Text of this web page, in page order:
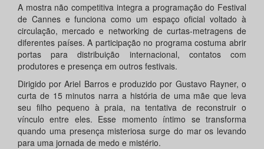
A mostra não competitiva integra a programação do Festival
de Cannes e funciona como um espaço oficial voltado à
circulação, mercado e networking de curtas-metragens de
diferentes países. A participação no programa costuma abrir
portas para distribuição internacional, contatos com
produtores e presença em outros festivais.
Dirigido por Ariel Barros e produzido por Gustavo Rayner, o
curta de 15 minutos narra a história de uma mãe que leva
seu filho pequeno à praia, na tentativa de reconstruir o
vínculo entre eles. Esse momento íntimo se transforma
quando uma presença misteriosa surge do mar os levando
para uma jornada de medo e mistério.